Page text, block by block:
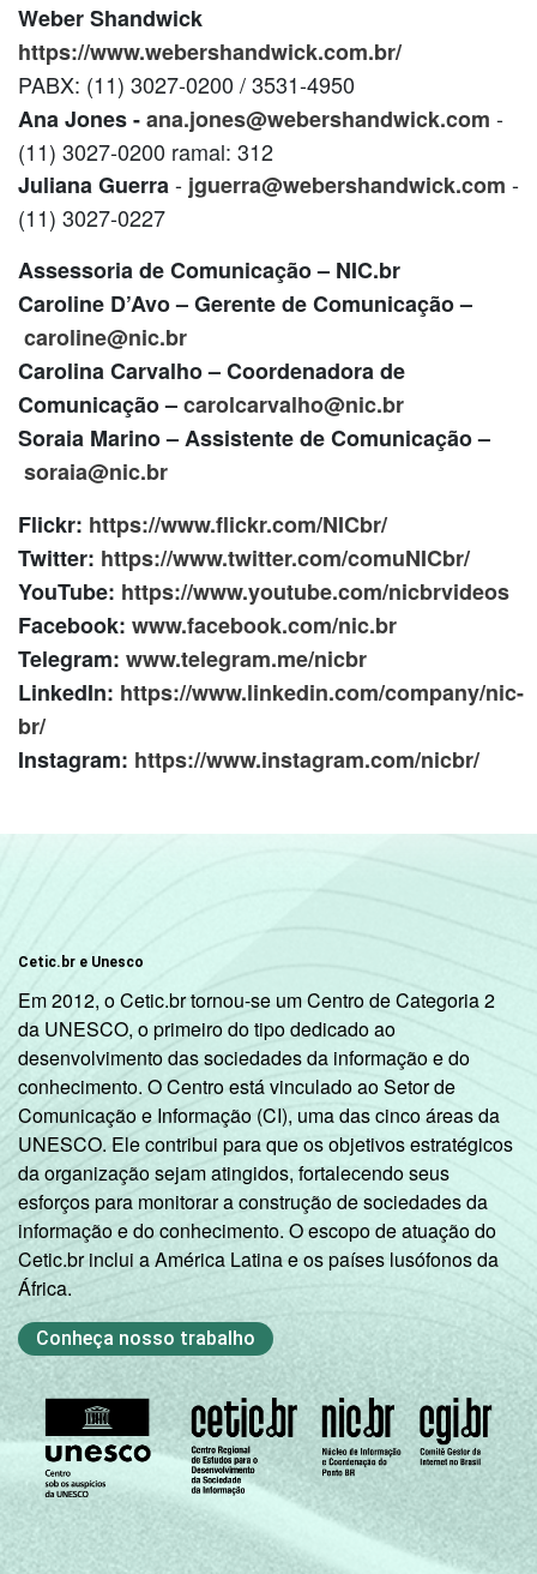
Weber Shandwick
https://www.webershandwick.com.br/
PABX: (11) 3027-0200 / 3531-4950
Ana Jones -ana.jones@webershandwick.com -
(11) 3027-0200 ramal: 312
Juliana Guerra- jguerra@webershandwick.com -
(11) 3027-0227
Assessoria de Comunicação – NIC.br
Caroline D’Avo – Gerente de Comunicação –
caroline@nic.br
Carolina Carvalho – Coordenadora de
Comunicação –carolcarvalho@nic.br
Soraia Marino– Assistente de Comunicação –
soraia@nic.br
Flickr: https://www.flickr.com/NICbr/
Twitter: https://www.twitter.com/comuNICbr/
YouTube: https://www.youtube.com/nicbrvideos
Facebook: www.facebook.com/nic.br
Telegram: www.telegram.me/nicbr
LinkedIn: https://www.linkedin.com/company/nic-
br/
Instagram: https://www.instagram.com/nicbr/
Cetic.br e Unesco
Em 2012, o Cetic.br tornou-se um Centro de Categoria 2
da UNESCO, o primeiro do tipo dedicado ao
desenvolvimento das sociedades da informação e do
conhecimento. O Centro está vinculado ao Setor de
Comunicação e Informação (CI), uma das cinco áreas da
UNESCO. Ele contribui para que os objetivos estratégicos
da organização sejam atingidos, fortalecendo seus
esforços para monitorar a construção de sociedades da
informação e do conhecimento. O escopo de atuação do
Cetic.br inclui a América Latina e os países lusófonos da
África.
Conheça nosso trabalho